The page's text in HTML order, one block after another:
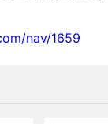
nav/1659